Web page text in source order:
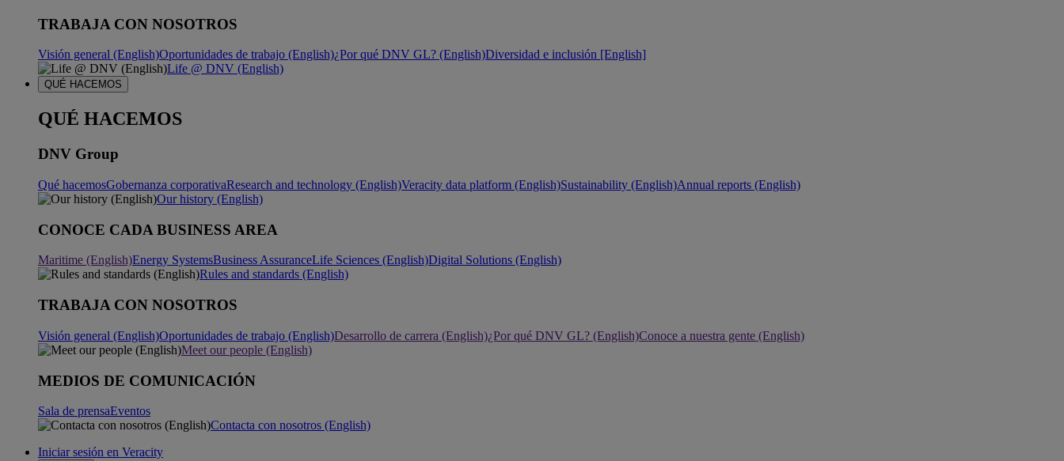
TRABAJA CON NOSOTROS
Visión general (English)Oportunidades de trabajo (English)¿Por qué DNV GL? (English)Diversidad e inclusión [English]
Life @ DNV (English)
QUÉ HACEMOS
QUÉ HACEMOS
DNV Group
Qué hacemosGobernanza corporativaResearch and technology (English)Veracity data platform (English)Sustainability (English)Annual reports (English)
Our history (English)
CONOCE CADA BUSINESS AREA
Maritime (English)Energy SystemsBusiness AssuranceLife Sciences (English)Digital Solutions (English)
Rules and standards (English)
TRABAJA CON NOSOTROS
Visión general (English)Oportunidades de trabajo (English)Desarrollo de carrera (English)¿Por qué DNV GL? (English)Conoce a nuestra gente (English)
Meet our people (English)
MEDIOS DE COMUNICACIÓN
Sala de prensaEventos
Contacta con nosotros (English)
Iniciar sesión en Veracity